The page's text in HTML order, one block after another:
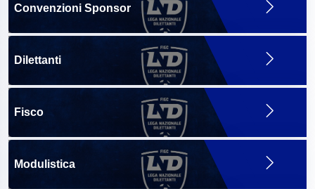
Convenzioni Sponsor
Dilettanti
Fisco
Modulistica